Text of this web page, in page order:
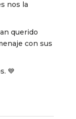
nos la
querido
con sus
💙